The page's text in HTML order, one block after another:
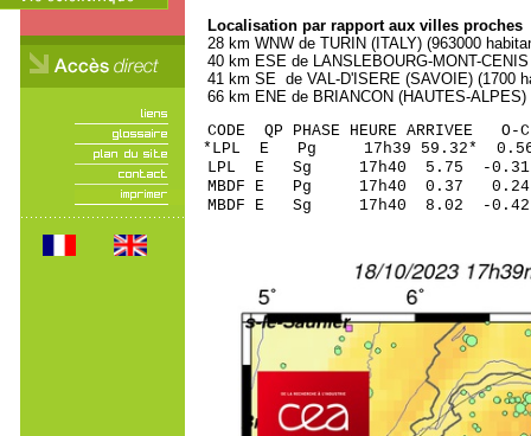
Localisation par rapport aux villes proches
28 km WNW de TURIN (ITALY) (963000
40 km ESE de LANSLEBOURG-MONT-
41 km SE de VAL-D'ISERE (SAVOIE) (1700
66 km ENE de BRIANCON (HAUTES-ALPES)
CODE QP PHASE HEURE
*LPL E Pg 17h39
LPL E Sg 17h40 5.75 -
MBDF E Pg 17h40
MBDF E Sg 17h40 8.02 -